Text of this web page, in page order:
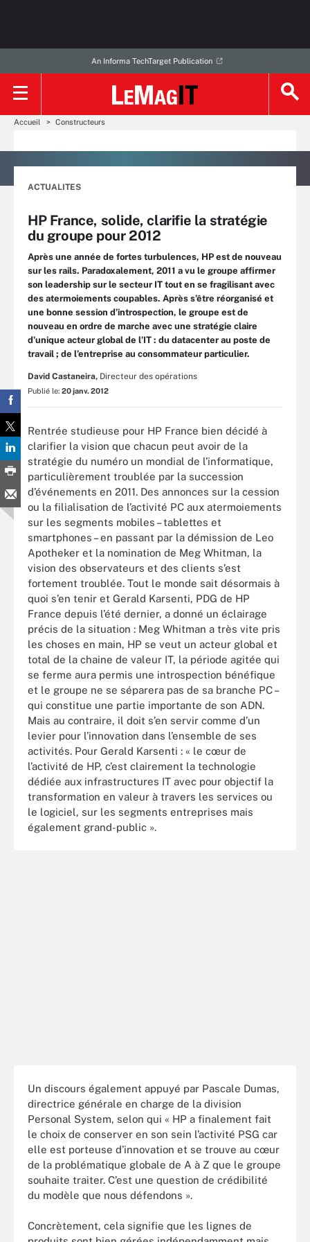
An Informa TechTarget Publication
Accueil Constructeurs
ACTUALITES
HP France, solide, clarifie la stratégie
du groupe pour 2012
Après une année de fortes turbulences, HP est de nouveau
sur les rails. Paradoxalement, 2011 a vu le groupe affirmer
son leadership sur le secteur IT tout en se fragilisant avec
des atermoiements coupables. Après s’être réorganisé et
une bonne session d’introspection, le groupe est de
nouveau en ordre de marche avec une stratégie claire
d’unique acteur global de l’IT : du datacenter au poste de
travail ; de l’entreprise au consommateur particulier.
David Castaneira, Directeur des opérations
Publié le: 20 janv. 2012
Rentrée studieuse pour HP France bien décidé à
clarifier la vision que chacun peut avoir de la
stratégie du numéro un mondial de l’informatique,
particulièrement troublée par la succession
d’événements en 2011. Des annonces sur la cession
ou la filialisation de l’activité PC aux atermoiements
sur les segments mobiles – tablettes et
smartphones – en passant par la démission de Leo
Apotheker et la nomination de Meg Whitman, la
vision des observateurs et des clients s’est
fortement troublée. Tout le monde sait désormais à
quoi s’en tenir et Gerald Karsenti, PDG de HP
France depuis l’été dernier, a donné un éclairage
précis de la situation : Meg Whitman a très vite pris
les choses en main, HP se veut un acteur global et
total de la chaine de valeur IT, la période agitée qui
se ferme aura permis une introspection bénéfique
et le groupe ne se séparera pas de sa branche PC –
qui constitue une partie importante de son ADN.
Mais au contraire, il doit s’en servir comme d’un
levier pour l’innovation dans l’ensemble de ses
activités. Pour Gerald Karsenti : « le cœur de
l’activité de HP, c’est clairement la technologie
dédiée aux infrastructures IT avec pour objectif la
transformation en valeur à travers les services ou
le logiciel, sur les segments entreprises mais
également grand-public ».
Un discours également appuyé par Pascale Dumas,
directrice générale en charge de la division
Personal System, selon qui « HP a finalement fait
le choix de conserver en son sein l’activité PSG car
elle est porteuse d’innovation et se trouve au cœur
de la problématique globale de A à Z que le groupe
souhaite traiter. C’est une question de crédibilité
du modèle que nous défendons ».
Concrètement, cela signifie que les lignes de